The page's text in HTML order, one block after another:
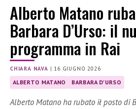
Alberto Matano
Barbara D’Urso: il
programma in Rai
CHIARA NAVA | 16 GIUGNO 2026
ALBERTO MATANO BARBARA D'URSO
Alberto Matano ha rubato ił posto di